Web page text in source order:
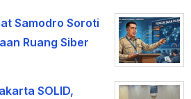
Samodro Soroti
Ruang Siber
SOLID,